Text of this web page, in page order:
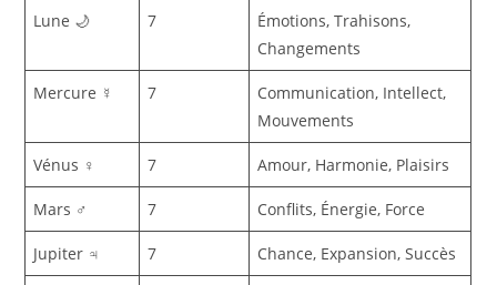
Lune 🌙 7
Émotions, Trahisons,
Changements
Mercure ☿ 7
Communication, Intellect,
Mouvements
Vénus ♀️ 7 Amour, Harmonie, Plaisirs
Mars ♂️ 7 Conflits, Énergie, Force
Jupiter ♃ 7 Chance, Expansion, Succès